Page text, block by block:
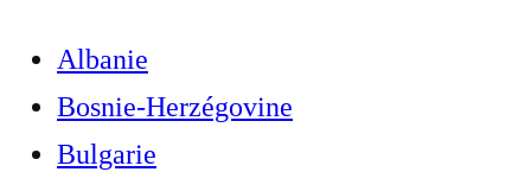
Albanie
Bosnie-Herzégovine
Bulgarie